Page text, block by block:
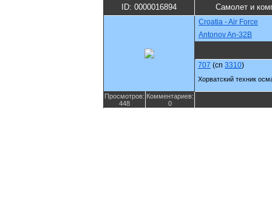
ID: 0000016894 Самолет и
Croatia - Air Force
Antonov An-32B
707 (cn 3310)
Хорватский техник
Просмотров:
448
Комментариев:
0